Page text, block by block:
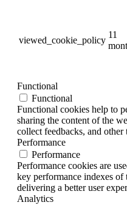
viewed_cookie_policy
11
Functional
Functional
Functional cookies help to
sharing the content of the
collect feedbacks, and other
Performance
Performance
Performance cookies are
key performance indexes
delivering a better user
Analytics